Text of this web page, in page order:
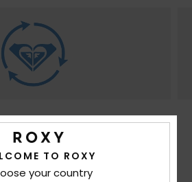
% correspond au poids du
rapport au poids total du
TO ROXY
your country